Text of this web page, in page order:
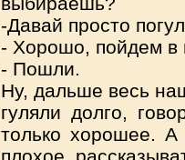
-Давай просто
- Хорошо, пойдем в
- Пошли.
Ну, дальше весь
гуляли долго,
только хорошее. А